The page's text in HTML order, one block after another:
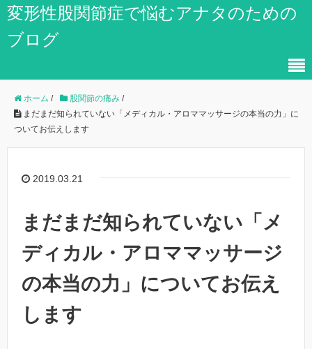
変形性股関節症で悩むアナタのための
ブログ
ホーム / 股関節の痛み /
まだまだ知られていない「メディカル・アロママッサージの本当の力」に
ついてお伝えします
2019.03.21
まだまだ知られていない「メ
ディカル・アロママッサージ
の本当の力」についてお伝え
します